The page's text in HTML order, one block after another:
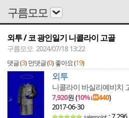
구름모모
외투 / 코 광인일기 니콜라이 고골
구름모모 2024/07/18 13:22
댓글 (3) 먼댓글 (0) 좋아요 (19)
외투
니콜라이 바실리예비치
7,920원 (10%↓ 440)
2017-06-30